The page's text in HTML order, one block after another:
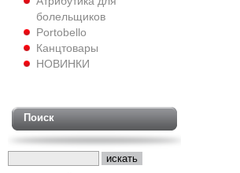
болельщиков
Portobello
Канцтовары
НОВИНКИ
Поиск